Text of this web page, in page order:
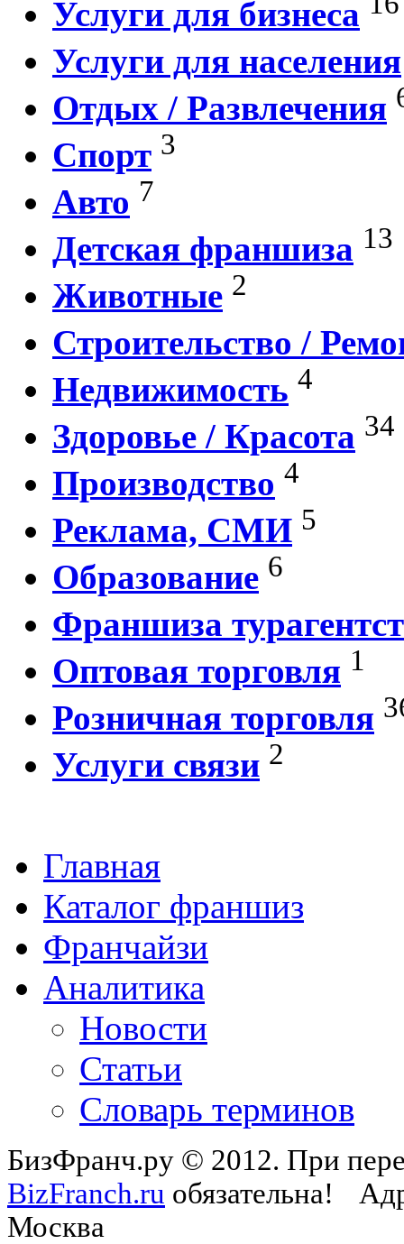
Услуги для бизнеса
Услуги для населения
Отдых / Развлечения
Спорт 3
Авто 7
Детская франшиза 13
Животные 2
Строительство /
Недвижимость 4
Здоровье / Красота 34
Производство 4
Реклама, СМИ 5
Образование 6
Франшиза
Оптовая торговля 1
Розничная торговля
Услуги связи 2
Главная
Каталог франшиз
Франчайзи
Аналитика
Новости
Статьи
Словарь терминов
БизФранч.ру © 2012. При
BizFranch.ru обязательна!
Москва